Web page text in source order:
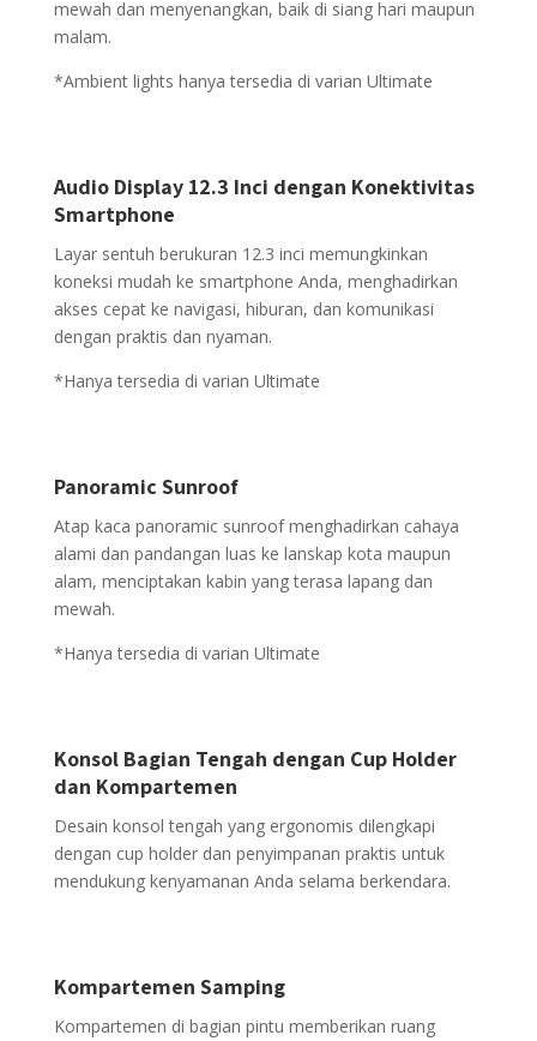
mewah dan menyenangkan, baik di siang hari maupun
malam.
*Ambient lights hanya tersedia di varian Ultimate
Audio Display 12.3 Inci dengan Konektivitas
Smartphone
Layar sentuh berukuran 12.3 inci memungkinkan
koneksi mudah ke smartphone Anda, menghadirkan
akses cepat ke navigasi, hiburan, dan komunikasi
dengan praktis dan nyaman.
*Hanya tersedia di varian Ultimate
Panoramic Sunroof
Atap kaca panoramic sunroof menghadirkan cahaya
alami dan pandangan luas ke lanskap kota maupun
alam, menciptakan kabin yang terasa lapang dan
mewah.
*Hanya tersedia di varian Ultimate
Konsol Bagian Tengah dengan Cup Holder
dan Kompartemen
Desain konsol tengah yang ergonomis dilengkapi
dengan cup holder dan penyimpanan praktis untuk
mendukung kenyamanan Anda selama berkendara.
Kompartemen Samping
Kompartemen di bagian pintu memberikan ruang